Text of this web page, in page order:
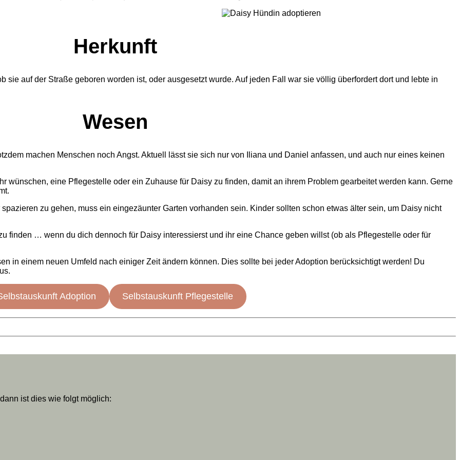
Herkunft
sie auf der Straße geboren worden ist, oder ausgesetzt wurde. Auf jeden Fall war sie völlig überfordert dort und lebte in
Wesen
machen Menschen noch Angst. Aktuell lässt sie sich nur von Iliana und Daniel anfassen, und auch nur eines keinen
wünschen, eine Pflegestelle oder ein Zuhause für Daisy zu finden, damit an ihrem Problem gearbeitet werden kann. Gerne
zu gehen, muss ein eingezäunter Garten vorhanden sein. Kinder sollten schon etwas älter sein, um Daisy nicht
finden … wenn du dich dennoch für Daisy interessierst und ihr eine Chance geben willst (ob als Pflegestelle oder für
in einem neuen Umfeld nach einiger Zeit ändern können. Dies sollte bei jeder Adoption berücksichtigt werden! Du
Adoption Selbstauskunft Pflegestelle
ist dies wie folgt möglich: